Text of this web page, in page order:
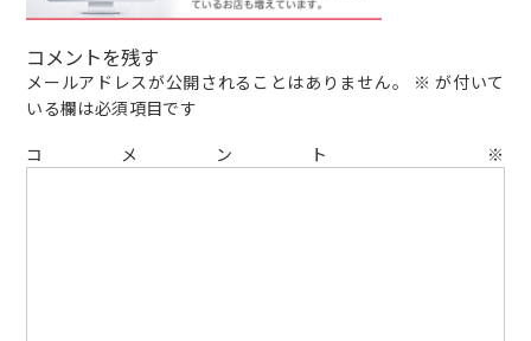
コメントを残す
メールアドレスが公開されることはありません。 ※ が付いて
いる欄は必須項目です
コメント ※